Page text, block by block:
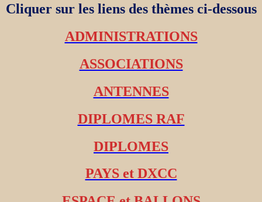
Cliquer sur les liens des thèmes ci-dessous
ADMINISTRATIONS
ASSOCIATIONS
ANTENNES
DIPLOMES RAF
DIPLOMES
PAYS et DXCC